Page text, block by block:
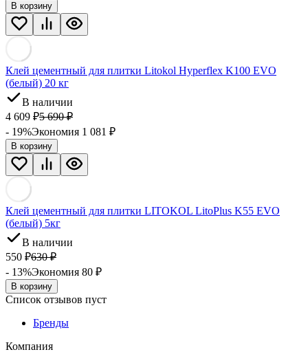
В корзину
Клей цементный для плитки Litokol Hyperflex K100 EVO
(белый) 20 кг
В наличии
4 609 ₽5 690 ₽
- 19%Экономия 1 081 ₽
В корзину
Клей цементный для плитки LITOKOL LitoPlus K55 EVO
(белый) 5кг
В наличии
550 ₽630 ₽
- 13%Экономия 80 ₽
В корзину
Список отзывов пуст
Бренды
Компания